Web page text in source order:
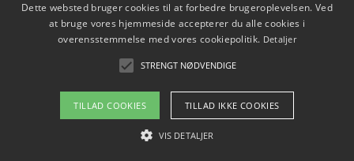
Hvordan affaldssortering kan bidrage til co2 reduktion
Om / kontakt
Blog Betingelser
Dette websted bruger cookies til at forbedre brugeroplevelsen. Ved
at bruge vores hjemmeside accepterer du alle cookies i
overensstemmelse med vores cookiepolitik. Detaljer
STRENGT NØDVENDIGE
TILLAD COOKIES TILLAD IKKE COOKIES
VIS DETALJER